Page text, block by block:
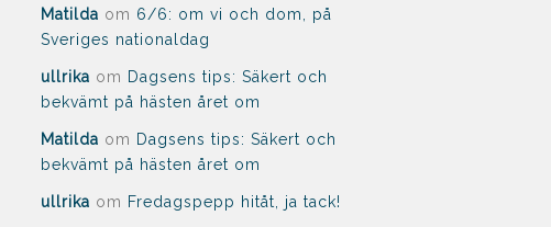
Matilda om 6/6: om vi och dom, på
Sveriges nationaldag
ullrika om Dagsens tips: Säkert och
bekvämt på hästen året om
Matilda om Dagsens tips: Säkert och
bekvämt på hästen året om
ullrika om Fredagspepp hitåt, ja tack!